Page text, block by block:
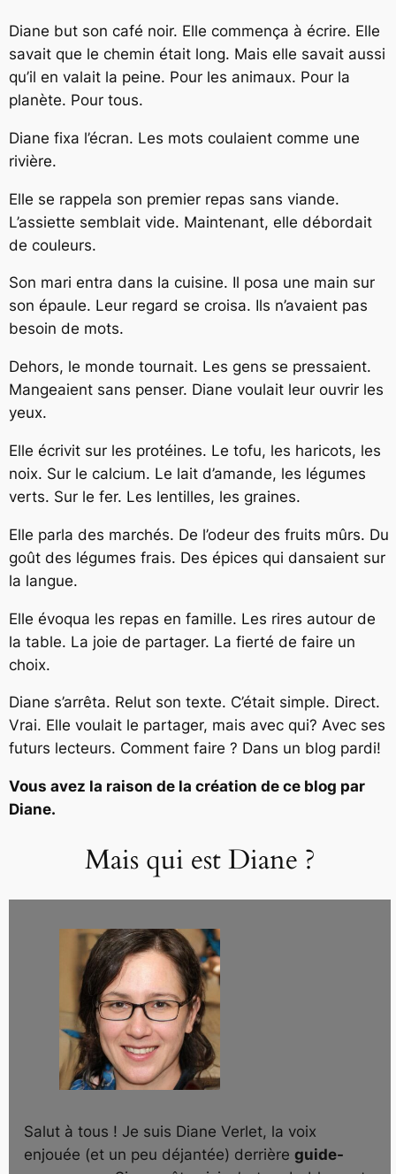
Diane but son café noir. Elle commença à écrire. Elle
savait que le chemin était long. Mais elle savait aussi
qu’il en valait la peine. Pour les animaux. Pour la
planète. Pour tous.
Diane fixa l’écran. Les mots coulaient comme une
rivière.
Elle se rappela son premier repas sans viande.
L’assiette semblait vide. Maintenant, elle débordait
de couleurs.
Son mari entra dans la cuisine. Il posa une main sur
son épaule. Leur regard se croisa. Ils n’avaient pas
besoin de mots.
Dehors, le monde tournait. Les gens se pressaient.
Mangeaient sans penser. Diane voulait leur ouvrir les
yeux.
Elle écrivit sur les protéines. Le tofu, les haricots, les
noix. Sur le calcium. Le lait d’amande, les légumes
verts. Sur le fer. Les lentilles, les graines.
Elle parla des marchés. De l’odeur des fruits mûrs. Du
goût des légumes frais. Des épices qui dansaient sur
la langue.
Elle évoqua les repas en famille. Les rires autour de
la table. La joie de partager. La fierté de faire un
choix.
Diane s’arrêta. Relut son texte. C’était simple. Direct.
Vrai. Elle voulait le partager, mais avec qui? Avec ses
futurs lecteurs. Comment faire ? Dans un blog pardi!
Vous avez la raison de la création de ce blog par
Diane.
Mais qui est Diane ?
Salut à tous ! Je suis Diane Verlet, la voix
enjouée (et un peu déjantée) derrière guide-